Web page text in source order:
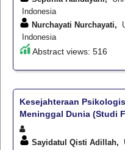
Indonesia
Nurchayati Nurchayati,
Indonesia
Abstract views: 516
Kesejahteraan
Meninggal Dunia (Studi
Sayidatul Qisti Adillah,